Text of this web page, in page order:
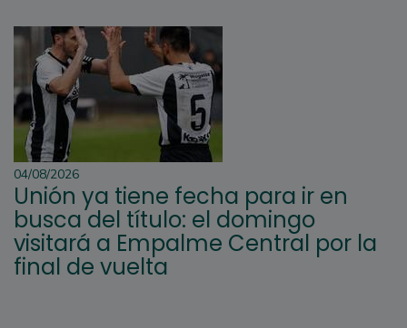
04/08/2026
Unión ya tiene fecha para ir en
busca del título: el domingo
visitará a Empalme Central por la
final de vuelta